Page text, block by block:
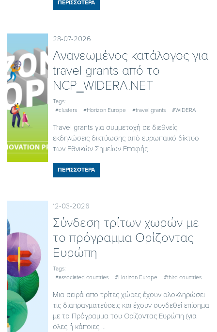
ΠΕΡΙΣΣΟΤΕΡΑ
28-07-2026
Ανανεωμένος κατάλογος για
travel grants από το
NCP_WIDERA.NET
Tags:
#clusters
#Horizon Europe #travel grants #WIDERA
Travel grants για συμμετοχή σε διεθνείς
εκδηλώσεις δικτύωσης από ευρωπαϊκό δίκτυο
των Εθνικών Σημείων Επαφής...
ΠΕΡΙΣΣΟΤΕΡΑ
12-03-2026
Σύνδεση τρίτων χωρών με
το πρόγραμμα Ορίζοντας
Ευρώπη
Tags:
#associated countries
#Horizon Europe #third countries
Μια σειρά απο τρίτες χώρες έχουν ολοκληρώσει
τις διαπραγματεύσεις και έχουν συνδεθεί επίσημα
με το Πρόγραμμα του Ορίζοντας Ευρώπη (για
όλες ή κάποιες ...